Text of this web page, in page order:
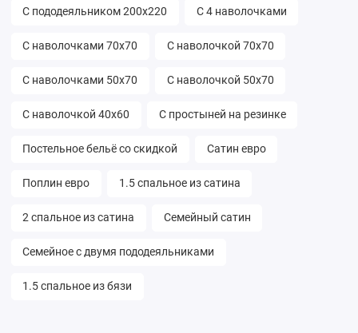
С пододеяльником 200х220 С 4 наволочками
С наволочками 70х70 С наволочкой 70х70
С наволочками 50х70 С наволочкой 50х70
С наволочкой 40х60 С простыней на резинке
Постельное бельё со скидкой Сатин евро
Поплин евро 1.5 спальное из сатина
2 спальное из сатина Семейный сатин
Семейное с двумя пододеяльниками
1.5 спальное из бязи